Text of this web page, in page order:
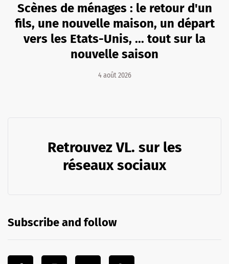
Scènes de ménages : le retour d'un
fils, une nouvelle maison, un départ
vers les Etats-Unis, ... tout sur la
nouvelle saison
4 août 2026
Retrouvez VL. sur les
réseaux sociaux
Subscribe and follow